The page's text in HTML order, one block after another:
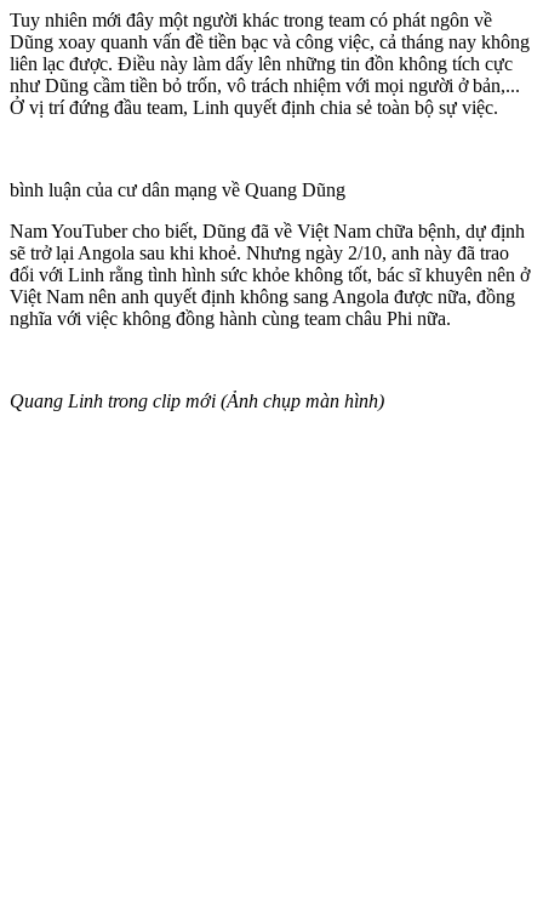
Tuy nhiên mới đây một người khác trong team có phát ngôn về
Dũng xoay quanh vấn đề tiền bạc và công việc, cả tháng nay không
liên lạc được. Điều này làm dấy lên những tin đồn không tích cực
như Dũng cầm tiền bỏ trốn, vô trách nhiệm với mọi người ở bản,...
Ở vị trí đứng đầu team, Linh quyết định chia sẻ toàn bộ sự việc.
bình luận của cư dân mạng về Quang Dũng
Nam YouTuber cho biết, Dũng đã về Việt Nam chữa bệnh, dự định
sẽ trở lại Angola sau khi khoẻ. Nhưng ngày 2/10, anh này đã trao
đổi với Linh rằng tình hình sức khỏe không tốt, bác sĩ khuyên nên ở
Việt Nam nên anh quyết định không sang Angola được nữa, đồng
nghĩa với việc không đồng hành cùng team châu Phi nữa.
Quang Linh trong clip mới (Ảnh chụp màn hình)